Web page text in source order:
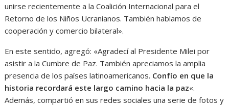
unirse recientemente a la Coalición Internacional para el
Retorno de los Niños Ucranianos. También hablamos de
cooperación y comercio bilateral».
En este sentido, agregó: «Agradecí al Presidente Milei por
asistir a la Cumbre de Paz. También apreciamos la amplia
presencia de los países latinoamericanos. Confío en que la
historia recordará este largo camino hacia la paz«.
Además, compartió en sus redes sociales una serie de fotos y